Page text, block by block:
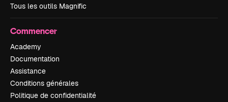
Tous les outils Magnific
Commencer
Academy
Documentation
Assistance
Conditions générales
Politique de confidentialité